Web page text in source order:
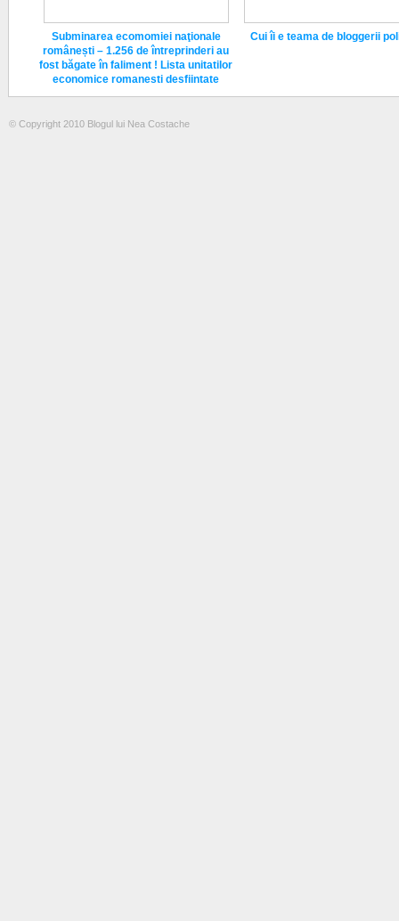
Subminarea ecomomiei naţionale
românești – 1.256 de întreprinderi au
fost băgate în faliment ! Lista unitatilor
economice romanesti desfiintate
Cui îi e teama de bloggerii
© Copyright 2010 Blogul lui Nea Costache